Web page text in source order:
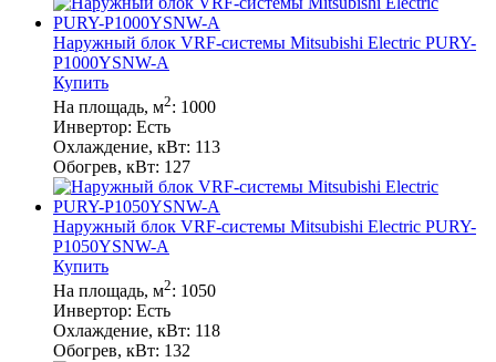
Наружный блок VRF-системы Mitsubishi Electric PURY-
P1000YSNW-A
Купить
На площадь, м2: 1000
Инвертор: Есть
Охлаждение, кВт: 113
Обогрев, кВт: 127
Наружный блок VRF-системы Mitsubishi Electric PURY-
P1050YSNW-A
Купить
На площадь, м2: 1050
Инвертор: Есть
Охлаждение, кВт: 118
Обогрев, кВт: 132